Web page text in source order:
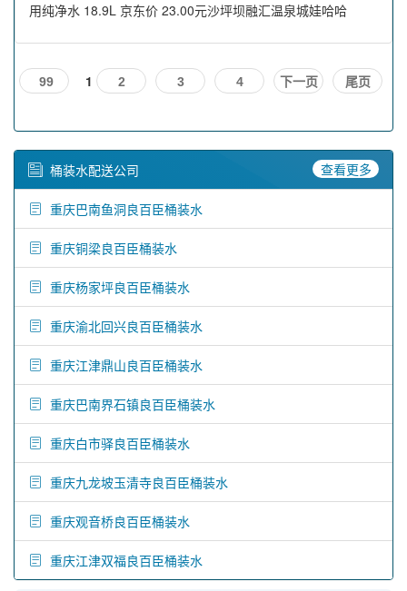
用纯净水 18.9L 京东价 23.00元沙坪坝融汇温泉城娃哈哈
99 1 2 3 4 下一页 尾页
桶装水配送公司 查看更多
重庆巴南鱼洞良百臣桶装水
重庆铜梁良百臣桶装水
重庆杨家坪良百臣桶装水
重庆渝北回兴良百臣桶装水
重庆江津鼎山良百臣桶装水
重庆巴南界石镇良百臣桶装水
重庆白市驿良百臣桶装水
重庆九龙坡玉清寺良百臣桶装水
重庆观音桥良百臣桶装水
重庆江津双福良百臣桶装水